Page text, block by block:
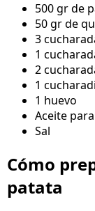
500 gr de
50 gr de
3
1
2
1
1 huevo
Aceite
Sal
Cómo
patata